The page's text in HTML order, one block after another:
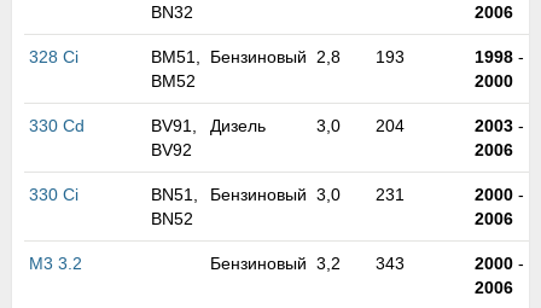
BN32
2006
328 Ci
BM51,
BM52
Бензиновый 2,8 193 1998 -
2000
330 Cd
BV91,
BV92
Дизель 3,0 204 2003 -
2006
330 Ci
BN51,
BN52
Бензиновый 3,0 231 2000 -
2006
M3 3.2 Бензиновый 3,2 343 2000 -
2006